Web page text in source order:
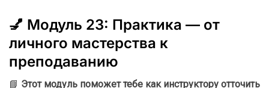
💅 Модуль 23: Практика — от
личного мастерства к
преподаванию
📘 Этот модуль поможет тебе как инструктору отточить